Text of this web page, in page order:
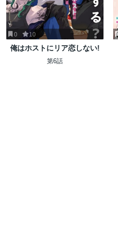
0 10
俺はホストにリア恋しない!
第6話